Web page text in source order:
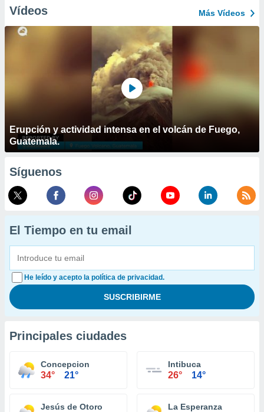
Vídeos Más Vídeos
Erupción y actividad intensa en el volcán de Fuego,
Guatemala.
Síguenos
El Tiempo en tu email
He leído y acepto la política de privacidad.
Principales ciudades
Concepcion
34° 21°
Intibuca
26° 14°
Jesús de Otoro La Esperanza